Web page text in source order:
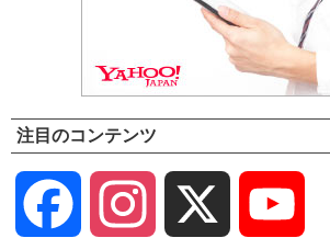
注目のコンテンツ
Facebook Instagram